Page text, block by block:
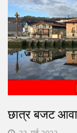
छात्र बजट